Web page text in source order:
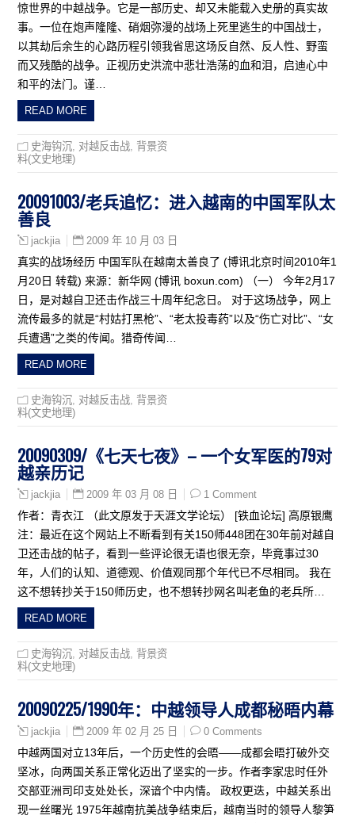
惊世界的中越战争。它是一部历史、却又未能载入史册的真实故
事。一位在炮声隆隆、硝烟弥漫的战场上死里逃生的中国战士，
以其劫后余生的心路历程引领我省思这场反自然、反人性、野蛮
而又残酷的战争。正视历史洪流中悲壮浩荡的血和泪，启迪心中
和平的法门。谨…
READ MORE
史海钩沉 对越反击战 背景资
料(文史地理)
20091003/老兵追忆：进入越南的中国军队太
善良
jackjia 2009 年 10 月 03 日
真实的战场经历 中国军队在越南太善良了 (博讯北京时间2010年1
月20日 转载) 来源：新华网 (博讯 boxun.com) （一） 今年2月17
日，是对越自卫还击作战三十周年纪念日。 对于这场战争，网上
流传最多的就是“村姑打黑枪”、“老太投毒药”以及“伤亡对比”、“女
兵遭遇”之类的传闻。猎奇传闻…
READ MORE
史海钩沉 对越反击战 背景资
料(文史地理)
20090309/《七天七夜》– 一个女军医的79对
越亲历记
jackjia 2009 年 03 月 08 日 1 Comment
作者：青衣江 （此文原发于天涯文学论坛） [铁血论坛] 高原银鹰
注：最近在这个网站上不断看到有关150师448团在30年前对越自
卫还击战的帖子，看到一些评论很无语也很无奈，毕竟事过30
年，人们的认知、道德观、价值观同那个年代已不尽相同。 我在
这不想转抄关于150师历史，也不想转抄网名叫老鱼的老兵所…
READ MORE
史海钩沉 对越反击战 背景资
料(文史地理)
20090225/1990年：中越领导人成都秘晤内幕
jackjia 2009 年 02 月 25 日 0 Comments
中越两国对立13年后，一个历史性的会晤——成都会晤打破外交
坚冰，向两国关系正常化迈出了坚实的一步。作者李家忠时任外
交部亚洲司印支处处长，深谙个中内情。 政权更迭，中越关系出
现一丝曙光 1975年越南抗美战争结束后，越南当时的领导人黎笋